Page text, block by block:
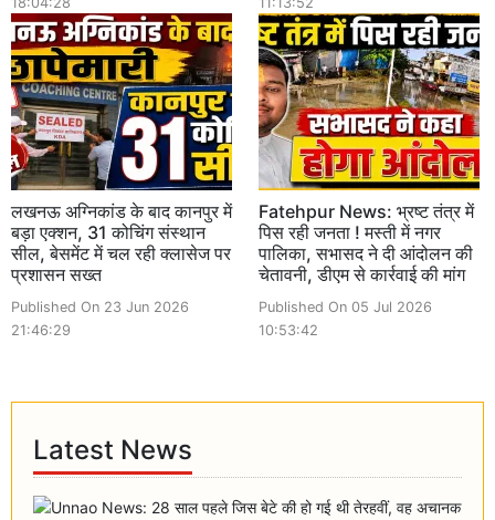
लखनऊ अग्निकांड के बाद कानपुर में
बड़ा एक्शन, 31 कोचिंग संस्थान
सील, बेसमेंट में चल रही क्लासेज पर
प्रशासन सख्त
Published On 23 Jun 2026
21:46:29
Fatehpur News: भ्रष्ट तंत्र में
पिस रही जनता ! मस्ती में नगर
पालिका, सभासद ने दी आंदोलन की
चेतावनी, डीएम से कार्रवाई की मांग
Published On 05 Jul 2026
10:53:42
Latest News